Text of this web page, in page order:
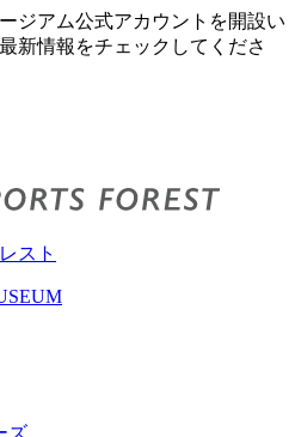
ジアム公式アカウントを開設い
新情報をチェックしてくださ
スト